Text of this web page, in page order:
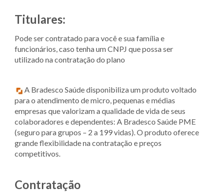
Titulares:
Pode ser contratado para você e sua família e
funcionários, caso tenha um CNPJ que possa ser
utilizado na contratação do plano
A Bradesco Saúde disponibiliza um produto voltado
para o atendimento de micro, pequenas e médias
empresas que valorizam a qualidade de vida de seus
colaboradores e dependentes: A Bradesco Saúde PME
(seguro para grupos – 2 a 199 vidas). O produto oferece
grande flexibilidade na contratação e preços
competitivos.
Contratação